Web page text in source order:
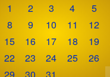
1 2 3 4 5
8 9 10 11 12
15 16 17 18 19
22 23 24 25 26
29 30 31